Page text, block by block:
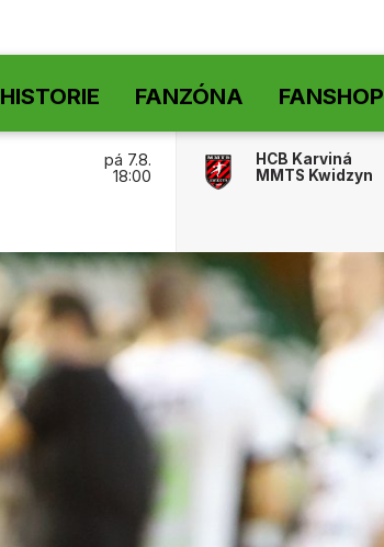
HISTORIE FANZÓNA FANSHOP
pá 7.8.
18:00
HCB Karviná
MMTS Kwidzyn